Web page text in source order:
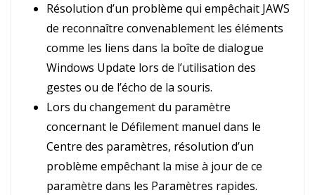
Résolution d’un problème qui empêchait JAWS
de reconnaître convenablement les éléments
comme les liens dans la boîte de dialogue
Windows Update lors de l’utilisation des
gestes ou de l’écho de la souris.
Lors du changement du paramètre
concernant le Défilement manuel dans le
Centre des paramètres, résolution d’un
problème empêchant la mise à jour de ce
paramètre dans les Paramètres rapides.